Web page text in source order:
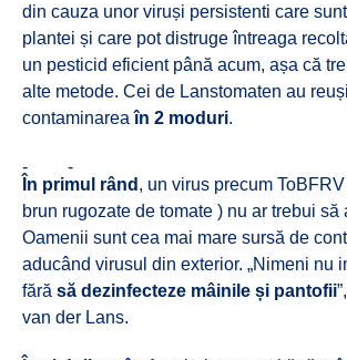
din cauza unor viruși persistenti care
plantei și care pot distruge întreaga
un pesticid eficient până acum, așa că
alte metode. Cei de Lanstomaten au
contaminareaîn 2 moduri.
În primul rând , un virus precum
brun rugozate de tomate ) nu ar trebui să
Oamenii sunt cea mai mare sursă de
aducând virusul din exterior. „Nimeni nu
fără să dezinfecteze mâinile și pantofii
van der Lans.